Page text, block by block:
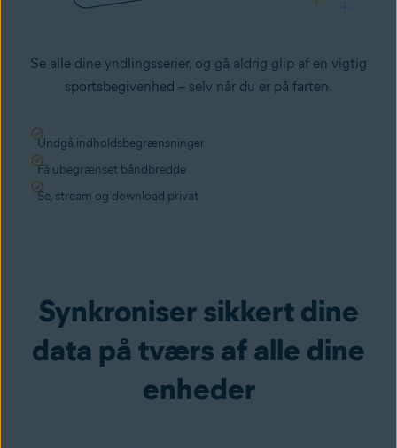
Se alle dine yndlingsserier, og gå aldrig glip af en vigtig
sportsbegivenhed – selv når du er på farten.
Undgå indholdsbegrænsninger
Få ubegrænset båndbredde
Se, stream og download privat
Synkroniser sikkert dine
data på tværs af alle dine
enheder